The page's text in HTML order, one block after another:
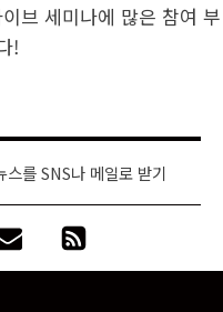
브 세미나에 많은 참여 부
!
스를 SNS나 메일로 받기